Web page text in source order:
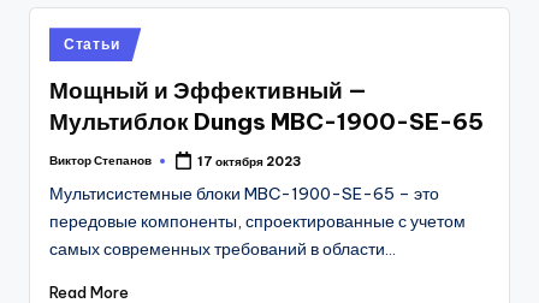
Posted
in
Статьи
Мощный и Эффективный —
Мультиблок Dungs MBC-1900-SE-65
Posted
Виктор Степанов 17 октября 2023
Мультисистемные блоки MBC-1900-SE-65 – это
передовые компоненты, спроектированные с учетом
самых современных требований в области…
Read More